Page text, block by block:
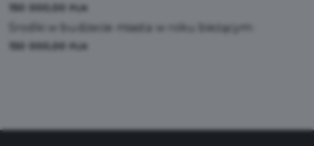
150 000,00
Środki w budżecie miasta w roku bieżącym:
150 000,00